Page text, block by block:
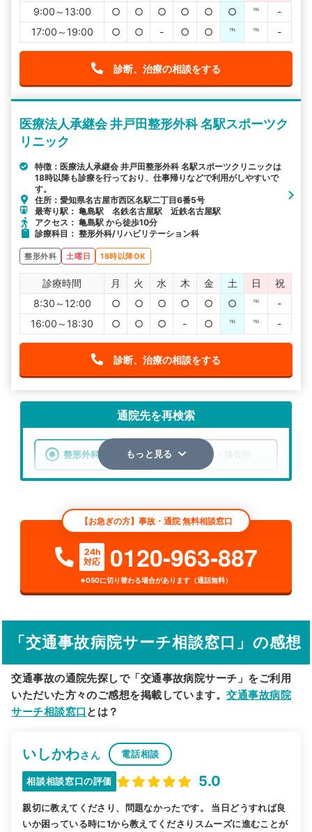
9:00～13:00
○ ○ ○ ○ ○ ○ ℡
-
17:00～19:00
○ ○ - ○ ○ ℡ ℡ -
診断、治療の相談をする
医療法人承継会 井戸田整形外科 名駅スポーツク
リニック
特徴：医療法人承継会 井戸田整形外科 名駅スポーツクリニックは
18時以降も診療を行っており、仕事帰りなどで利用がしやすいで
す。
住所：愛知県名古屋市西区名駅二丁目6番5号
最寄り駅： 亀島駅 名鉄名古屋駅 近鉄名古屋駅
アクセス： 亀島駅 から徒歩10分
診療科目： 整形外科/リハビリテーション科
整形外科 土曜日 18時以降OK
診療時間 月 火 水 木 金 土 日
祝
8:30～12:00
○ ○ ○ ○ ○ ○ ℡
-
16:00～18:30
○ ○ ○ - ○ ℡ ℡ -
診断、治療の相談をする
通院先を再検索
整形外科 整骨院・接骨院
検索する
詳細条件で絞り込む
その他の検索方法
駅から探す 院名から探す
もっと見る
【お急ぎの方】事故・通院 無料相談窓口
24h
対応
0120-963-887
※050に切り替わる場合があります（通話無料）
「交通事故病院サーチ相談窓口」の感想
交通事故の通院先探しで「交通事故病院サーチ」をご利用
いただいた方々のご感想を掲載しています。交通事故病院
サーチ相談窓口 とは？
いしかわさん 電話相談
相談相談窓口の評価 5.0
親切に教えてくださり、問題なかったです。 当日どうすれば良
いか困っている時に1から教えてくださりスムーズに進むことが